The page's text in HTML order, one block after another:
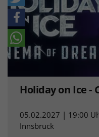
Holiday on Ice -
05.02.2027 | 19:00
Innsbruck